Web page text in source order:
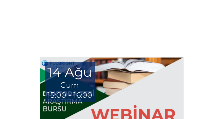
14 Ağu
Cum
15:00 - 16:00